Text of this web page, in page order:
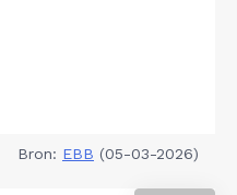
Bron: EBB (05-03-2026)